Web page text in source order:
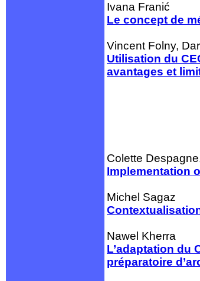
Ivana Franić
Le concept de
Vincent Folny,
Utilisation du
avantages et
Colette
Implementation
Michel Sagaz
Nawel Kherra
L’adaptation du
préparatoire